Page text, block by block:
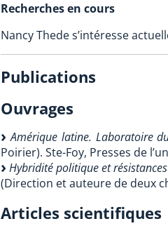
Recherches en cours
Nancy Thede s’intéresse
Publications
Ouvrages
Amérique latine. Laboratoire
Poirier). Ste-Foy, Presses de
Hybridité politique et
(Direction et auteure de deux
Articles scientifiques